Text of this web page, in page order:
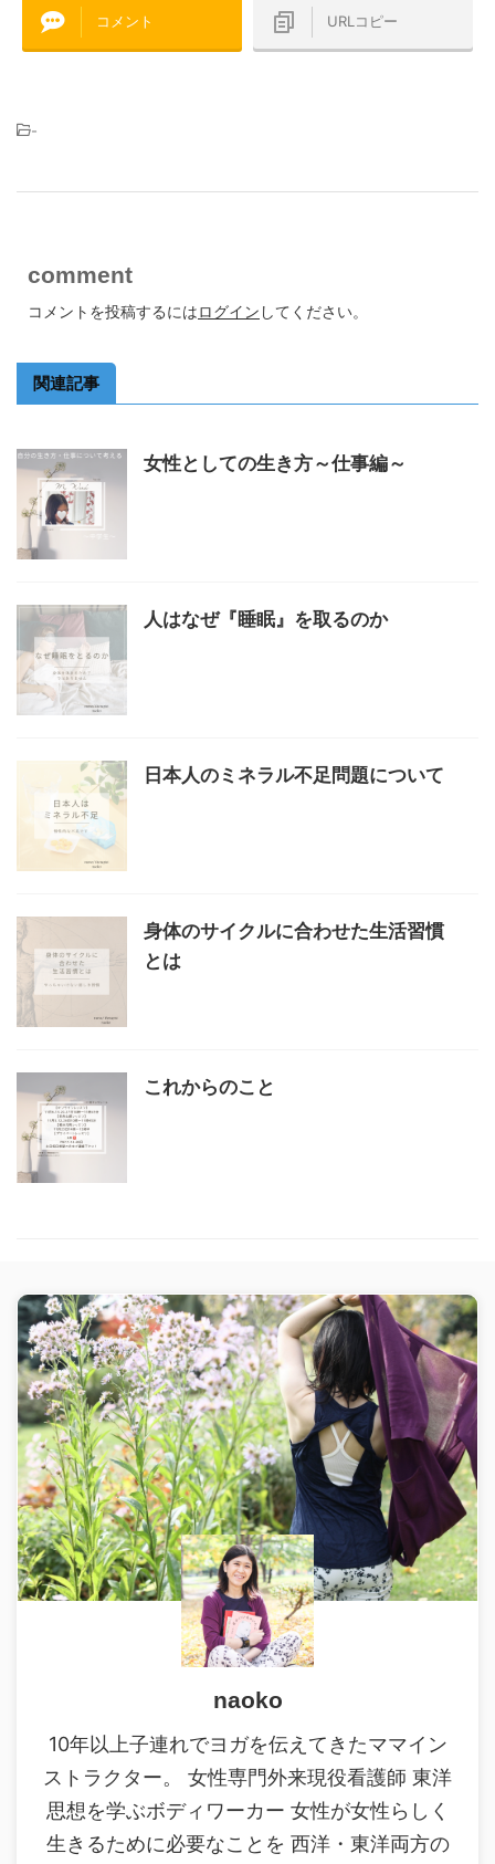
コメント URLコピー
-
comment
コメントを投稿するにはログイン してください。
関連記事
女性としての生き方～仕事編～
人はなぜ『睡眠』を取るのか
日本人のミネラル不足問題について
身体のサイクルに合わせた生活習慣
とは
これからのこと
naoko
10年以上子連れでヨガを伝えてきたママイン
ストラクター。 女性専門外来現役看護師 東洋
思想を学ぶボディワーカー 女性が女性らしく
生きるために必要なことを 西洋・東洋両方の